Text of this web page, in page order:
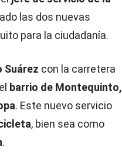
las dos nuevas
para la ciudadanía.
Suárez con la carretera
barrio de Montequinto,
. Este nuevo servicio
, bien sea como
.